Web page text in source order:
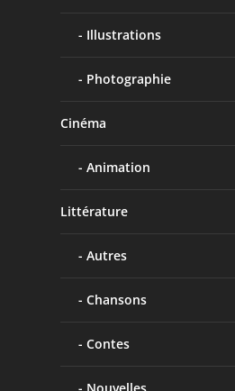
Illustrations
Photographie
Cinéma
Animation
Littérature
Autres
Chansons
Contes